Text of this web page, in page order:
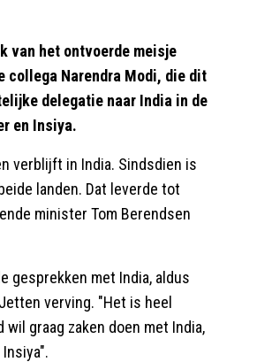
van het ontvoerde meisje
collega Narendra Modi, die dit
delegatie naar India in de
en Insiya.
verblijft in India. Sindsdien is
landen. Dat leverde tot
minister Tom Berendsen
gesprekken met India, aldus
verving. "Het is heel
graag zaken doen met India,